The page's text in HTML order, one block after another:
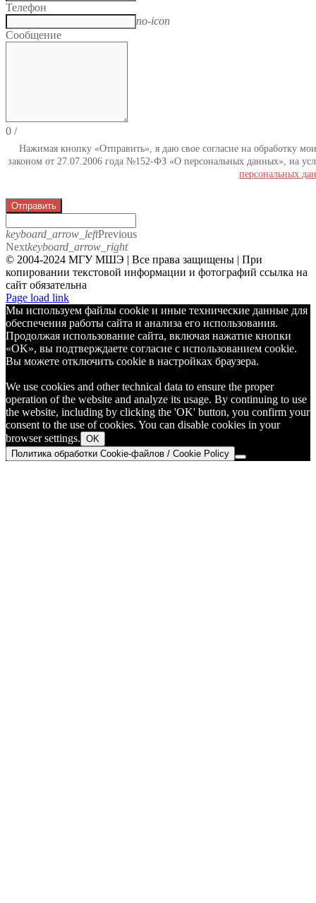
Телефон
no-icon
Сообщение
0 /
Нажимая кнопку «Отправить», я даю свое согласие на обработку
законом от 27.07.2006 года №152-ФЗ «О персональных данных», на
персональных
Отправить
keyboard_arrow_leftPrevious
Nextkeyboard_arrow_right
© 2004-2024 МГУ МШЭ | Все права защищены | При
копировании текстовой информации и фотографий ссылка на
сайт обязательна
Telegram
Page load link
Мы используем файлы cookie и иные технические данные для
обеспечения работы сайта и анализа его использования.
Продолжая использование сайта, включая нажатие кнопки
«OK», вы подтверждаете согласие с использованием cookie.
Вы можете отключить cookie в настройках браузера.
We use cookies and other technical data to ensure the proper
operation of the website and analyze its usage. By continuing to use
the website, including by clicking the 'OK' button, you confirm your
consent to the use of cookies. You can disable cookies in your
browser settings. OK
Политика обработки Cookie-файлов / Cookie Policy